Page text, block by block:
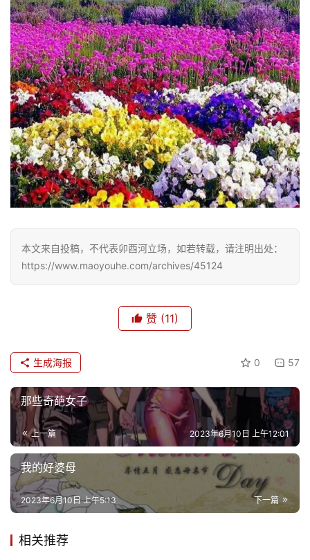
本文来自投稿，不代表卯酉河立场，如若转载，请注明出处：
https://www.maoyouhe.com/archives/45124
赞 (11)
0 57
生成海报
那些奇葩女子
上一篇 2023年6月10日 上午12:01
我的好婆母
下一篇
2023年6月10日 上午5:13
相关推荐